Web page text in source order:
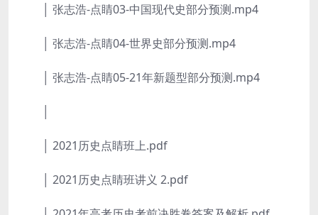
│ 张志浩-点睛03-中国现代史部分预测.mp4
│ 张志浩-点睛04-世界史部分预测.mp4
│ 张志浩-点睛05-21年新题型部分预测.mp4
│ 2021历史点睛班上.pdf
│ 2021历史点睛班讲义 2.pdf